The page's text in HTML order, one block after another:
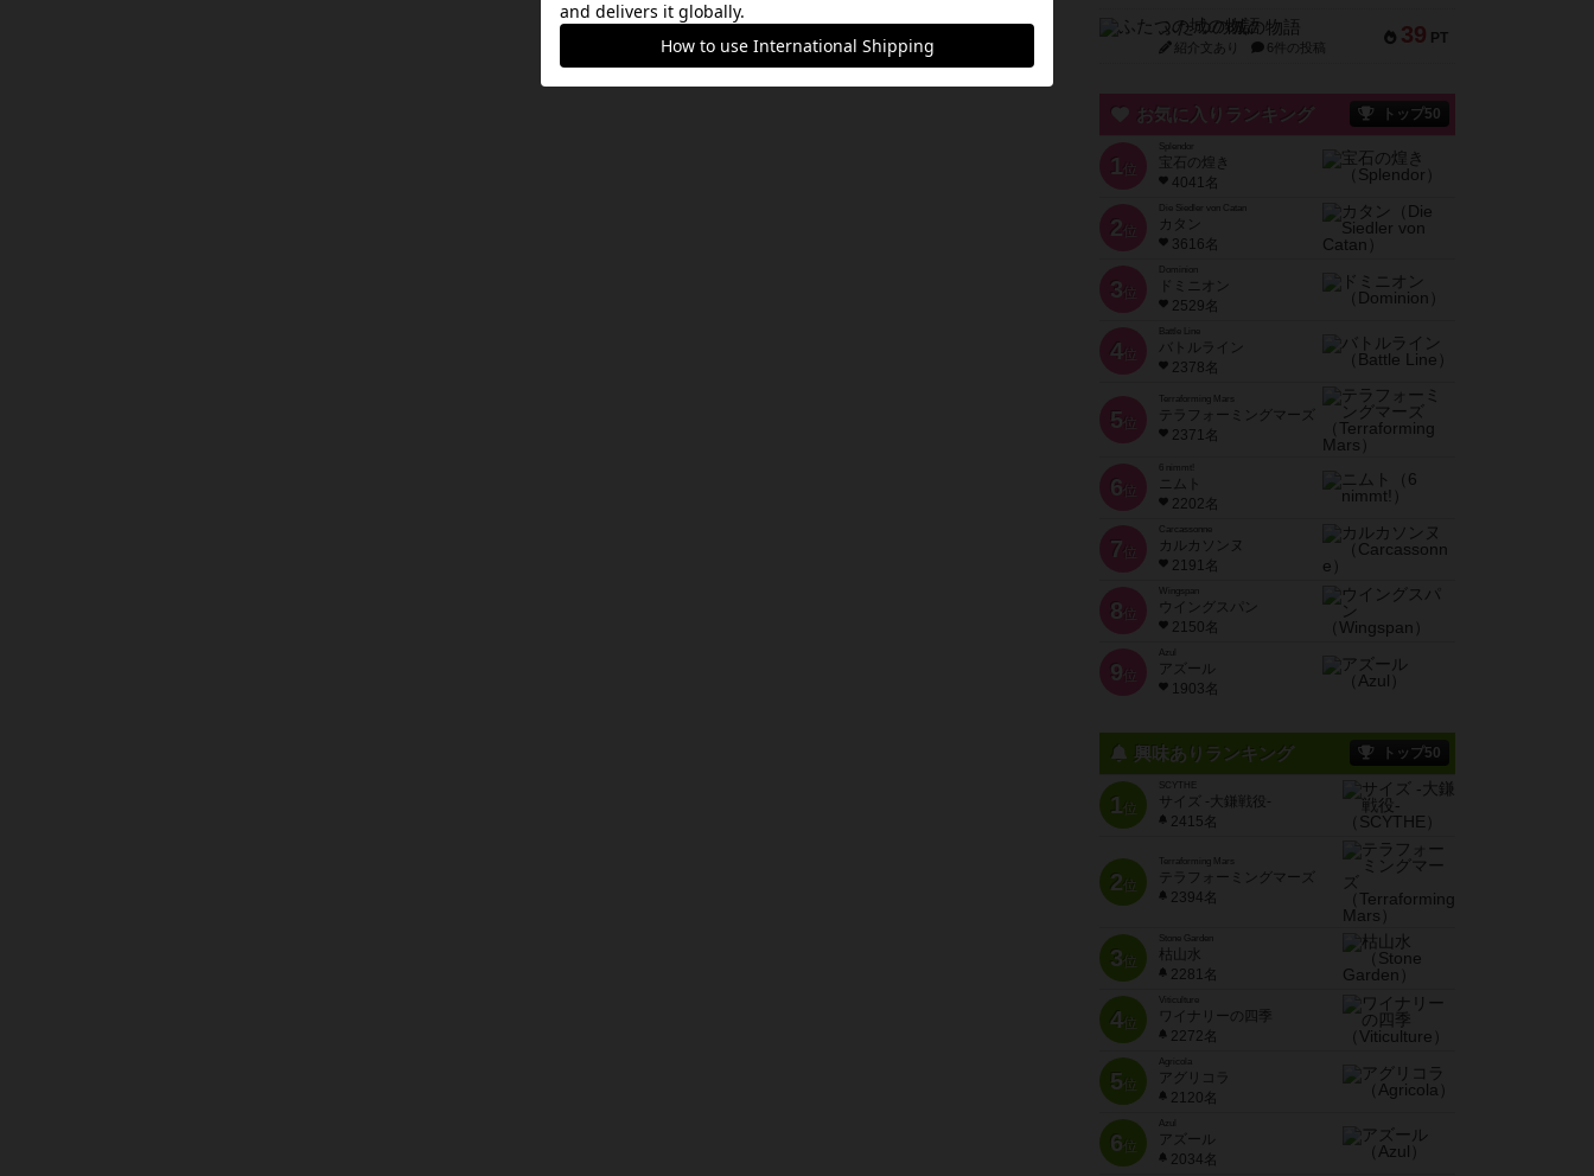
39 PT
ふたつの城の物語
紹介文あり 6件の投稿
お気に入りランキング トップ50
1 位
宝石の煌き
4041名
2 位
Die Siedler von Catan
カタン
3616名
3 位
ドミニオン
2529名
4位
Battle Line
バトルライン
2378名
5 位
Terraforming Mars
テラフォーミングマーズ
2371名
6 位
ニムト
2202名
7 位
Carcassonne
カルカソンヌ
2191名
8 位
Wingspan
ウイングスパン
2150名
9 位
Azul
アズール
1903名
興味ありランキング トップ50
1位
SCYTHE
サイズ -大鎌戦役-
2415名
2位
Terraforming Mars
テラフォーミングマーズ
2394名
3位
Stone Garden
枯山水
2281名
4位
Viticulture
ワイナリーの四季
2272名
5位
Agricola
アグリコラ
2120名
6位
Azul
アズール
2034名